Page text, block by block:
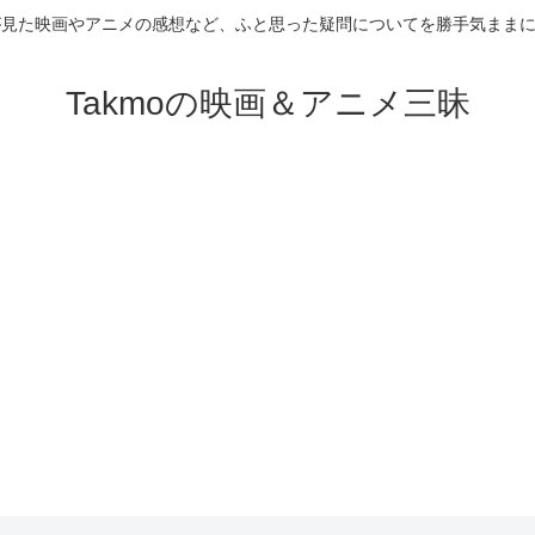
た映画やアニメの感想など、ふと思った疑問についてを勝手気まま
Takmoの映画＆アニメ三昧